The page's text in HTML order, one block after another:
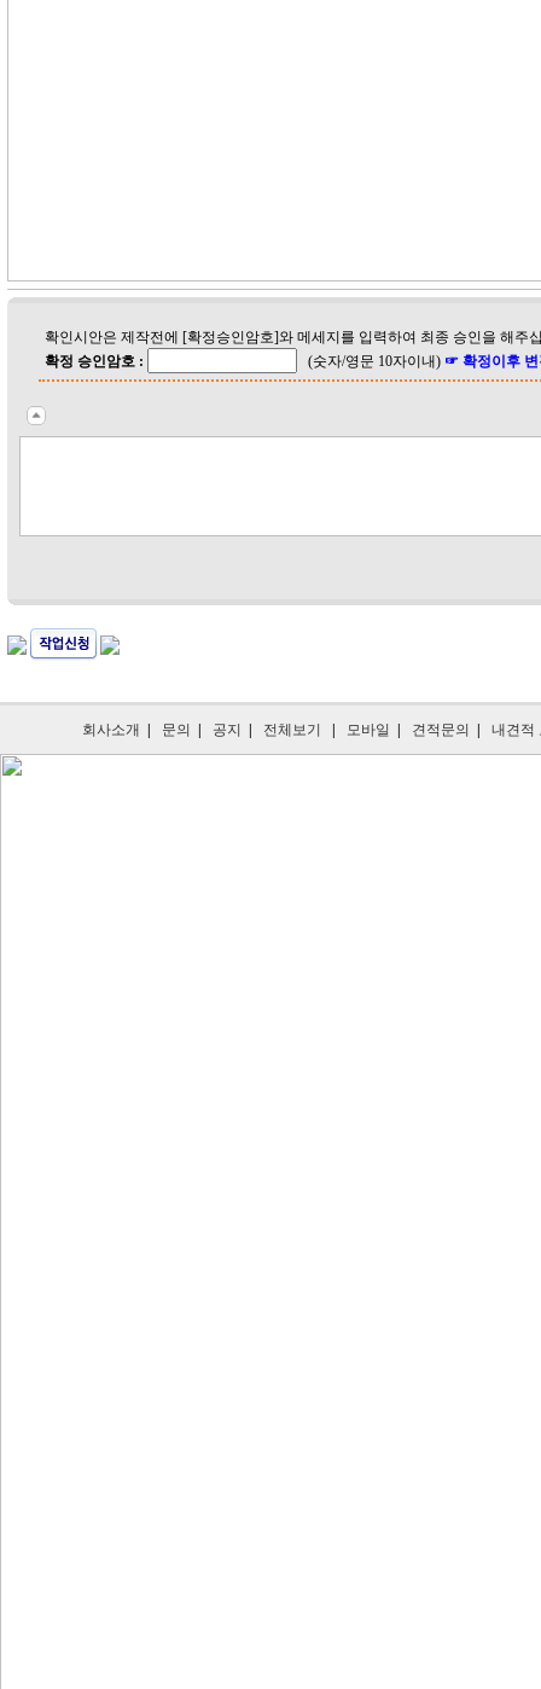
확인시안은 제작전에 [확정승인암호]와 메세지를 입력하여 최종 승인을 해주
확정 승인암호 :
(숫자/영문 10자이내) ☞ 확정이후 변
회사소개 문의 공지 전체보기 모바일 견적문의 내견적